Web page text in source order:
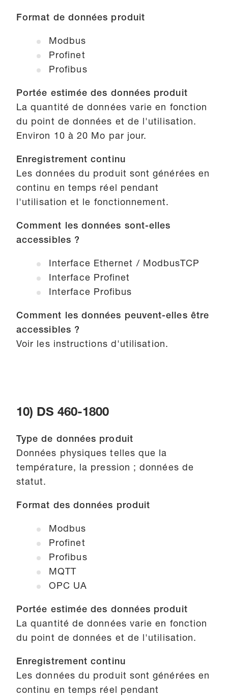
Format de données produit
Modbus
Profinet
Profibus
Portée estimée des données produit
La quantité de données varie en fonction
du point de données et de l'utilisation.
Environ 10 à 20 Mo par jour.
Enregistrement continu
Les données du produit sont générées en
continu en temps réel pendant
l'utilisation et le fonctionnement.
Comment les données sont-elles
accessibles ?
Interface Ethernet / ModbusTCP
Interface Profinet
Interface Profibus
Comment les données peuvent-elles être
accessibles ?
Voir les instructions d'utilisation.
10) DS 460-1800
Type de données produit
Données physiques telles que la
température, la pression ; données de
statut.
Format des données produit
Modbus
Profinet
Profibus
MQTT
OPC UA
Portée estimée des données produit
La quantité de données varie en fonction
du point de données et de l'utilisation.
Enregistrement continu
Les données du produit sont générées en
continu en temps réel pendant